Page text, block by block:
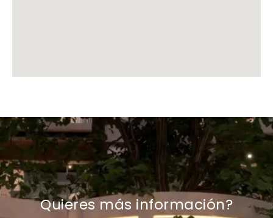
Quieres más información?